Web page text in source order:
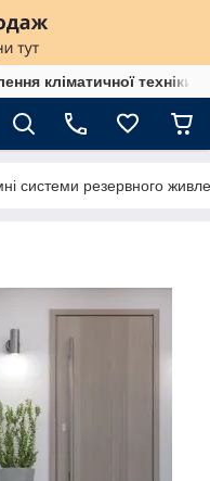
кліматичної техніки
системи резервного